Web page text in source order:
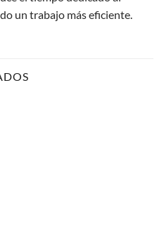
un trabajo más eficiente.